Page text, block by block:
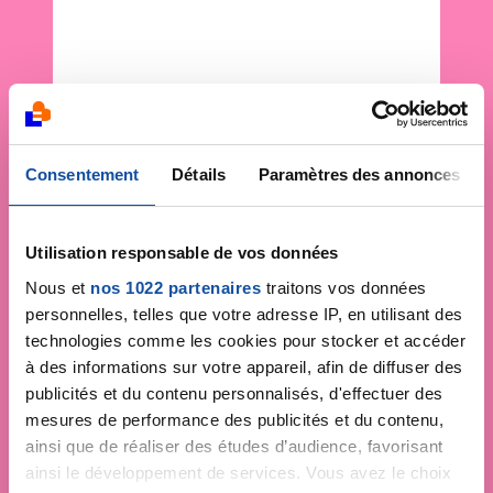
Consentement Détails Paramètres des annonces
Utilisation responsable de vos données
Nous et nos 1022 partenaires traitons vos données
personnelles, telles que votre adresse IP, en utilisant des
technologies comme les cookies pour stocker et accéder
à des informations sur votre appareil, afin de diffuser des
publicités et du contenu personnalisés, d'effectuer des
mesures de performance des publicités et du contenu,
ainsi que de réaliser des études d’audience, favorisant
ainsi le développement de services. Vous avez le choix